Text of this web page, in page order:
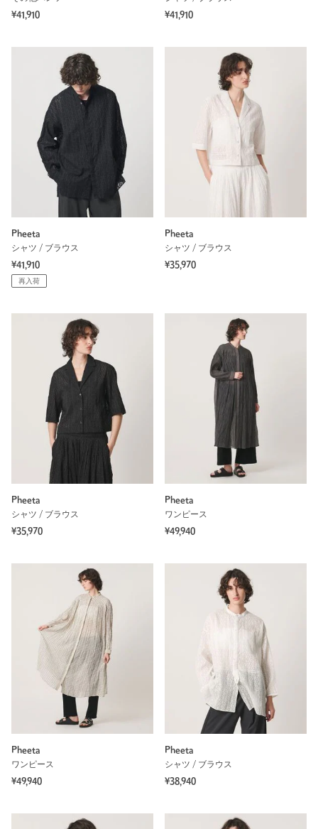
¥41,910
¥41,910
Pheeta
シャツ / ブラウス
¥41,910
再入荷
Pheeta
シャツ / ブラウス
¥35,970
Pheeta
シャツ / ブラウス
¥35,970
Pheeta
ワンピース
¥49,940
Pheeta
ワンピース
¥49,940
Pheeta
シャツ / ブラウス
¥38,940